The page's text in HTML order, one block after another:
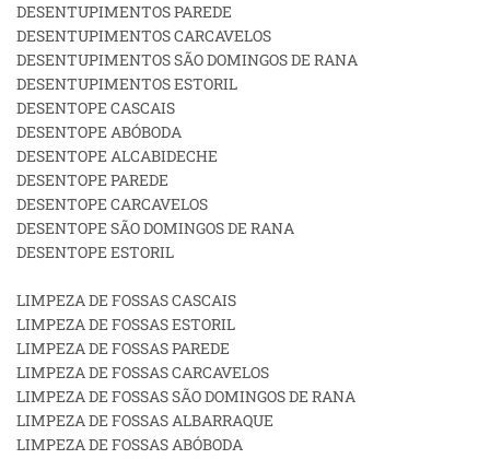
DESENTUPIMENTOS PAREDE
DESENTUPIMENTOS CARCAVELOS
DESENTUPIMENTOS SÃO DOMINGOS DE RANA
DESENTUPIMENTOS ESTORIL
DESENTOPE CASCAIS
DESENTOPE ABÓBODA
DESENTOPE ALCABIDECHE
DESENTOPE PAREDE
DESENTOPE CARCAVELOS
DESENTOPE SÃO DOMINGOS DE RANA
DESENTOPE ESTORIL
LIMPEZA DE FOSSAS CASCAIS
LIMPEZA DE FOSSAS ESTORIL
LIMPEZA DE FOSSAS PAREDE
LIMPEZA DE FOSSAS CARCAVELOS
LIMPEZA DE FOSSAS SÃO DOMINGOS DE RANA
LIMPEZA DE FOSSAS ALBARRAQUE
LIMPEZA DE FOSSAS ABÓBODA